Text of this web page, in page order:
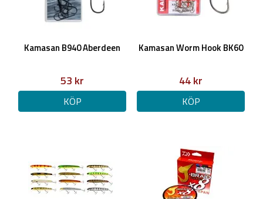
Kamasan B940 Aberdeen
53 kr
KÖP
Kamasan Worm Hook BK60
44 kr
KÖP